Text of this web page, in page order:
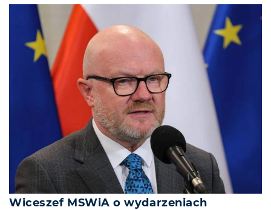
Wiceszef MSWiA o wydarzeniach